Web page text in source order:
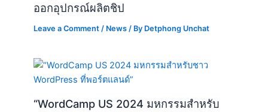
ออกอุปกรณ์ผลิตชิป
Leave a Comment / News / By Detphong Unchat
“WordCamp US 2024 มหกรรมสำหรับ